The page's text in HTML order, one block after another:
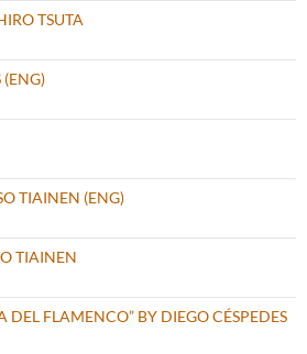
TSUTA
(ENG)
TIAINEN (ENG)
TIAINEN
DEL FLAMENCO” BY DIEGO CÉSPEDES